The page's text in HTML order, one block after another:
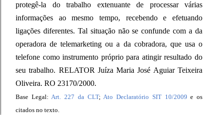
protegê-la do trabalho extenuante de processar várias
informações ao mesmo tempo, recebendo e efetuando
ligações diferentes. Tal situação não se confunde com a da
operadora de telemarketing ou a da cobradora, que usa o
telefone como instrumento próprio para atingir resultado do
seu trabalho. RELATOR Juíza Maria José Aguiar Teixeira
Oliveira. RO 23170/2000.
Base Legal:Art. 227 da CLT;Ato Declaratório SIT 10/2009 e os
citados no texto.